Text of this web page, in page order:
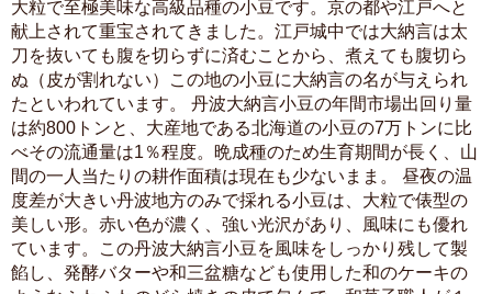
大粒で至極美味な高級品種の小豆です。京の都や江戸へと
献上されて重宝されてきました。江戸城中では大納言は太
刀を抜いても腹を切らずに済むことから、煮えても腹切ら
ぬ（皮が割れない）この地の小豆に大納言の名が与えられ
たといわれています。 丹波大納言小豆の年間市場出回り量
は約800トンと、大産地である北海道の小豆の7万トンに比
べその流通量は1％程度。晩成種のため生育期間が長く、山
間の一人当たりの耕作面積は現在も少ないまま。 昼夜の温
度差が大きい丹波地方のみで採れる小豆は、大粒で俵型の
美しい形。赤い色が濃く、強い光沢があり、風味にも優れ
ています。この丹波大納言小豆を風味をしっかり残して製
餡し、発酵バターや和三盆糖なども使用した和のケーキの